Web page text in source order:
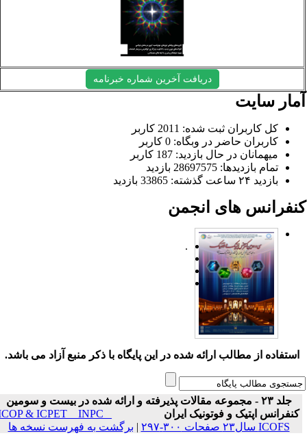
دریافت آخرین شماره خبرنامه
سایت
کل کاربران ثبت شده: 2011 کاربر
کاربران حاضر در وبگاه: 0 کاربر
میهمانان در حال بازدید: 187 کاربر
تمام بازدید‌ها: 28697575 بازدید
بازدید ۲۴ ساعت گذشته: 33865 بازدید
های انجمن
.
استفاده از مطالب ارائه شده در این پایگاه با ذکر منبع آزاد می باشد.
جلد ۲۳ - مجموعه مقالات پذیرفته و ارائه شده در بیست و سومین
کنفرانس اپتیک و فوتونیک ایران
ICOP & ICPET _ INPC _
ICOFS سال۲۳ صفحات ۳۰۰-۲۹۷
|برگشت به فهرست نسخه ها